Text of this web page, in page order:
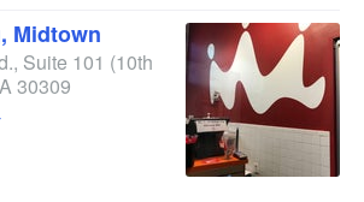
Midtown
Suite 101 (10th
30309